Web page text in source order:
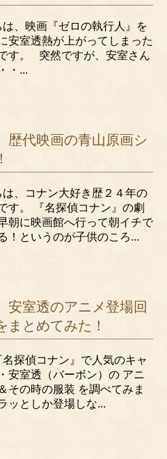
は、映画『ゼロの執行人』を
安室透熱が上がってしまった
す。 突然ですが、安室さん
・...
歴代映画の青山原画シ
は、コナン大好き歴２４年の
す。 『名探偵コナン』の劇
朝に映画館へ行って朝イチで
！というのが子供のころ...
安室透のアニメ登場回
まとめてみた！
探偵コナン』で人気のキャ
安室透（バーボン）の アニ
その時の服装 を調べてみま
ッとしか登場しな...